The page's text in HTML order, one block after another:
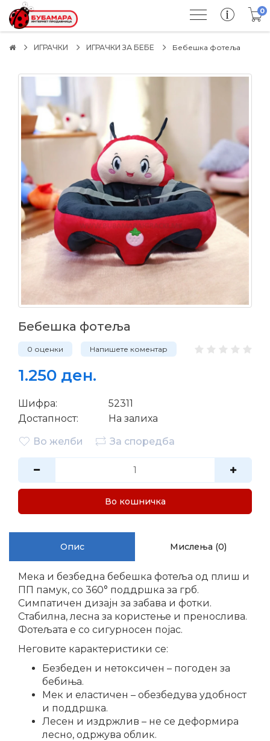
0
ИГРАЧКИ ИГРАЧКИ ЗА БЕБЕ Бебешка фотеља
Бебешка фотеља
0 оценки Напишете коментар
1.250 ден.
Шифра:
52311
Достапност:
На залиха
Во желби
За споредба
Во кошничка
Опис Мислења (0)
Мека и безбедна бебешка фотеља од плиш и
ПП памук, со 360° поддршка за грб.
Симпатичен дизајн за забава и фотки.
Стабилна, лесна за користење и пренослива.
Фотељата е со сигурносен појас.
Неговите карактеристики се:
Безбеден и нетоксичен – погоден за
бебиња.
Мек и еластичен – обезбедува удобност
и поддршка.
Лесен и издржлив – не се деформира
лесно, одржува облик.